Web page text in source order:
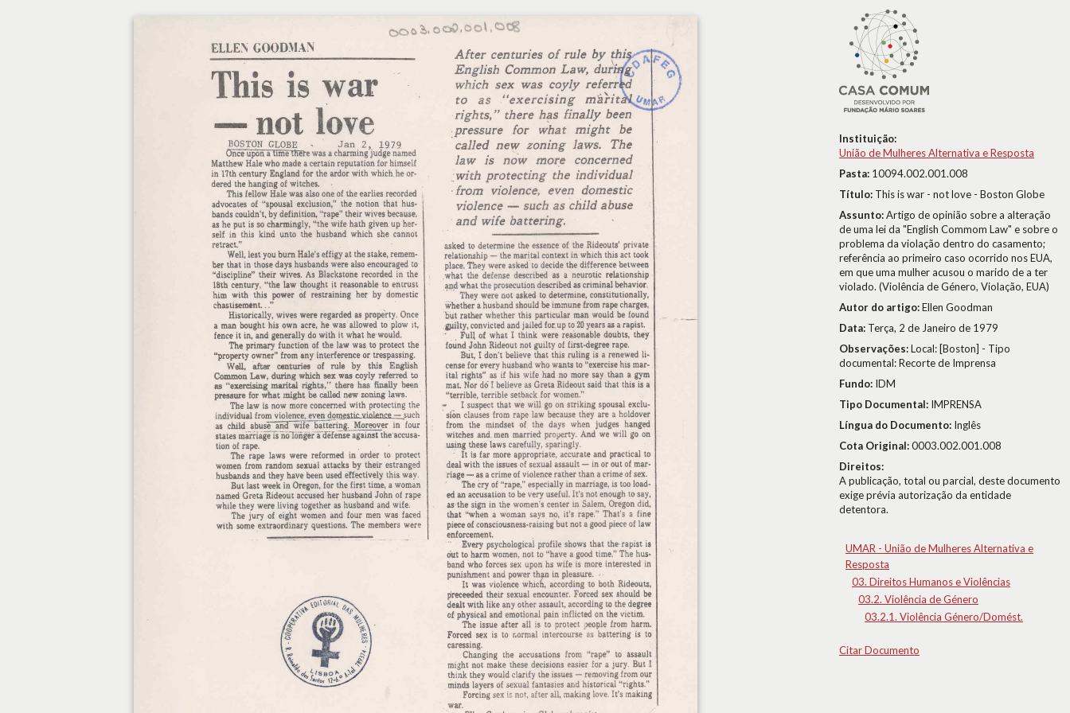
Instituição:
União de Mulheres Alternativa e Resposta
Pasta: 10094.002.001.008
Título: This is war - not love - Boston Globe
Assunto:Artigo de opinião sobre a alteração
de uma lei da "English Commom Law" e sobre o
problema da violação dentro do casamento;
referência ao primeiro caso ocorrido nos EUA,
em que uma mulher acusou o marido de a ter
violado. (Violência de Género, Violação, EUA)
Autor do artigo:Ellen Goodman
Data: Terça, 2 de Janeiro de 1979
Observações:Local: [Boston] - Tipo
documental: Recorte de Imprensa
Fundo: IDM
Tipo Documental: IMPRENSA
Língua do Documento: Inglês
Cota Original:0003.002.001.008
Direitos:
A publicação, total ou parcial, deste documento
exige prévia autorização da entidade
detentora.
UMAR - União de Mulheres Alternativa e
Resposta
03. Direitos Humanos e Violências
03.2. Violência de Género
03.2.1. Violência Género/Domést.
Citar Documento